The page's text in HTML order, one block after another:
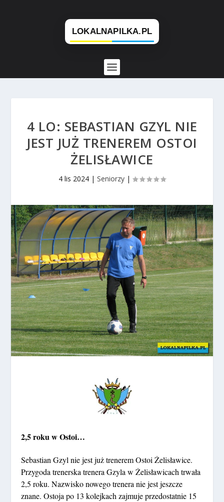
4 LO: SEBASTIAN GZYL NIE
JEST JUŻ TRENEREM OSTOI
ŻELISŁAWICE
4 lis 2024 | Seniorzy |
2,5 roku w Ostoi…
Sebastian Gzyl nie jest już trenerem Ostoi Żelisławice.
Przygoda trenerska trenera Gzyla w Żelisławicach trwała
2,5 roku. Nazwisko nowego trenera nie jest jeszcze
znane. Ostoja po 13 kolejkach zajmuje przedostatnie 15